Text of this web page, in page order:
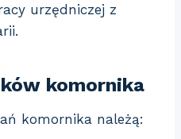
urzędniczej z
komornika
komornika należą: